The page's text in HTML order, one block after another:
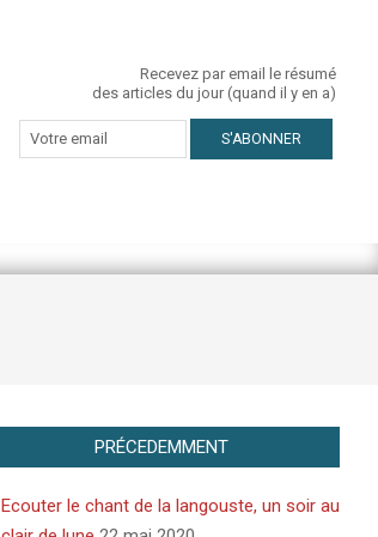
Recevez par email le résumé
des articles du jour (quand il y en a)
PRÉCEDEMMENT
Ecouter le chant de la langouste, un soir au